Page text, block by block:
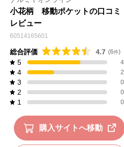
小花柄 移動ポケットの口コミ
レビュー
60514165601
総合評価 4.7 (6件)
5 4
4 2
3 0
2 0
1 0
購入サイトへ移動